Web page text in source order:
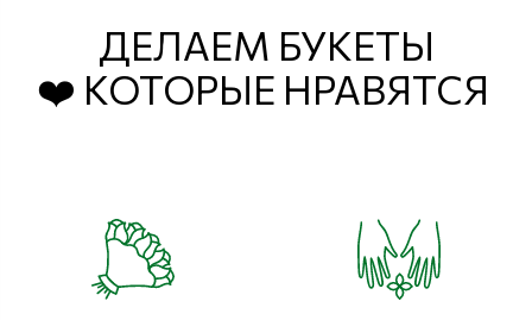
ДЕЛАЕМ БУКЕТЫ
❤️ КОТОРЫЕ НРАВЯТСЯ